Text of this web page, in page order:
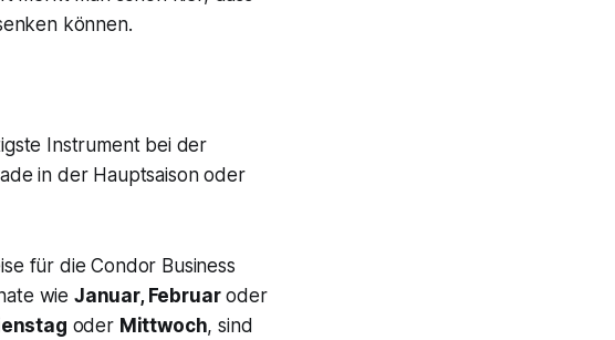
können.
Instrument bei der
in der Hauptsaison oder
für die Condor Business
wie Januar, Februaroder
oder Mittwoch, sind